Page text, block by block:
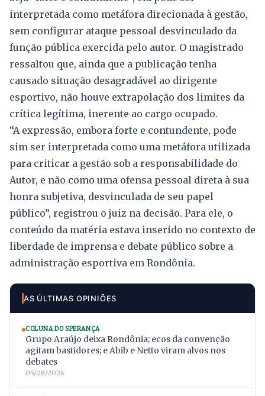
interpretada como metáfora direcionada à gestão,
sem configurar ataque pessoal desvinculado da
função pública exercida pelo autor. O magistrado
ressaltou que, ainda que a publicação tenha
causado situação desagradável ao dirigente
esportivo, não houve extrapolação dos limites da
crítica legítima, inerente ao cargo ocupado.
“A expressão, embora forte e contundente, pode
sim ser interpretada como uma metáfora utilizada
para criticar a gestão sob a responsabilidade do
Autor, e não como uma ofensa pessoal direta à sua
honra subjetiva, desvinculada de seu papel
público”, registrou o juiz na decisão. Para ele, o
conteúdo da matéria estava inserido no contexto de
liberdade de imprensa e debate público sobre a
administração esportiva em Rondônia.
AS ÚLTIMAS OPINIÕES
COLUNA DO SPERANÇA
Grupo Araújo deixa Rondônia; ecos da convenção
agitam bastidores; e Abib e Netto viram alvos nos
debates
05/08/2026